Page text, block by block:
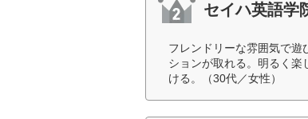
セイハ英語学
フレンドリーな雰囲気で遊
ションが取れる。明るく
ける。（30代／女性）